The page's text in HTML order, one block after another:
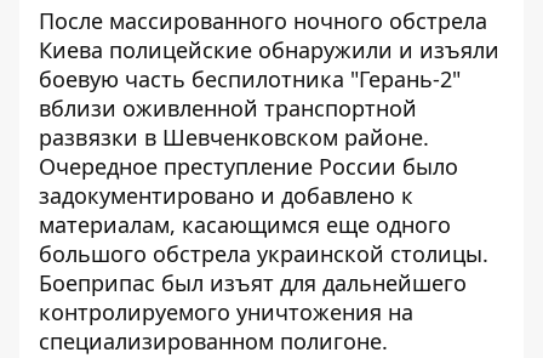
После массированного ночного обстрела
Киева полицейские обнаружили и изъяли
боевую часть беспилотника "Герань-2"
вблизи оживленной транспортной
развязки в Шевченковском районе.
Очередное преступление России было
задокументировано и добавлено к
материалам, касающимся еще одного
большого обстрела украинской столицы.
Боеприпас был изъят для дальнейшего
контролируемого уничтожения на
специализированном полигоне.